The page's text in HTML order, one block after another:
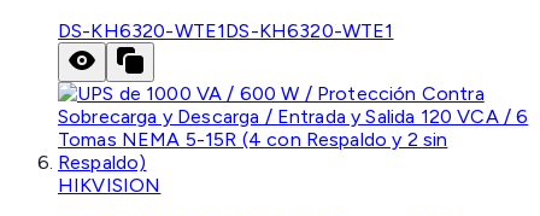
DS-KH6320-WTE1DS-KH6320-WTE1
HIKVISION